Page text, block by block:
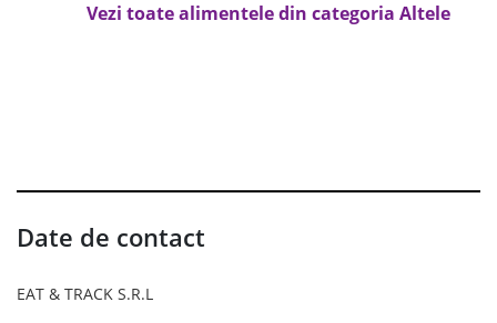
Vezi toate alimentele din categoria Altele
Date de contact
EAT & TRACK S.R.L